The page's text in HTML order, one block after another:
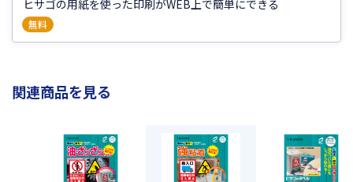
ラベルサイ
210×297mm
ヒサゴの用紙を使った印刷がWEB上で簡単にできる
無料
関連商品を見る